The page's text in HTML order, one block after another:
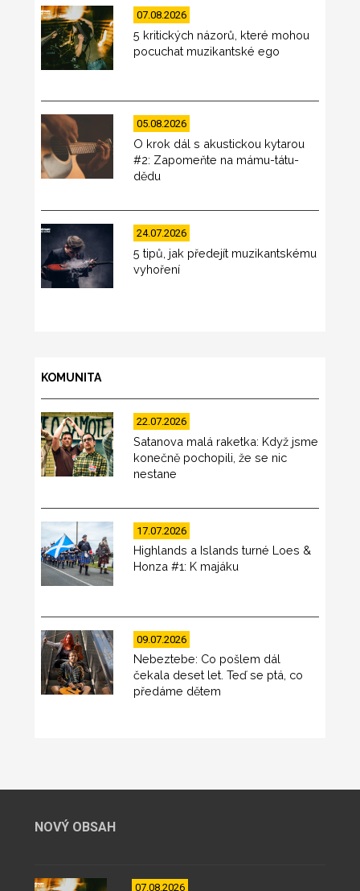
07.08.2026
5 kritických názorů, které mohou
pocuchat muzikantské ego
05.08.2026
O krok dál s akustickou kytarou
#2: Zapomeňte na mámu-tátu-
dědu
24.07.2026
5 tipů, jak předejít muzikantskému
vyhoření
KOMUNITA
22.07.2026
Satanova malá raketka: Když jsme
konečně pochopili, že se nic
nestane
17.07.2026
Highlands a Islands turné Loes &
Honza #1: K majáku
09.07.2026
Nebeztebe: Co pošlem dál
čekala deset let. Teď se ptá, co
předáme dětem
NOVÝ OBSAH
07.08.2026